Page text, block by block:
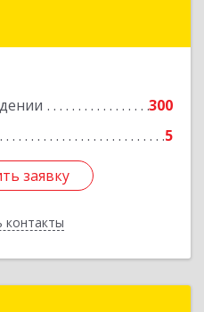
300
5
заявку
контакты
г, Свердлова ул, дом №
заявку